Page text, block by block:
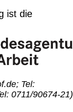
ist die
Tel:
0711/90674-21)